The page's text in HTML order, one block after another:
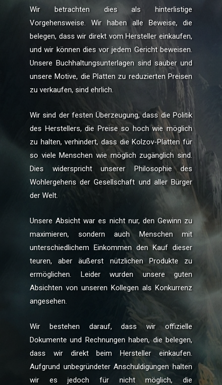
Wir betrachten dies als hinterlistige
Vorgehensweise. Wir haben alle Beweise, die
belegen, dass wir direkt vom Hersteller einkaufen,
und wir können dies vor jedem Gericht beweisen.
Unsere Buchhaltungsunterlagen sind sauber und
unsere Motive, die Platten zu reduzierten Preisen
zu verkaufen, sind ehrlich.
Wir sind der festen Überzeugung, dass die Politik
des Herstellers, die Preise so hoch wie möglich
zu halten, verhindert, dass die Kolzov-Platten für
so viele Menschen wie möglich zugänglich sind.
Dies widerspricht unserer Philosophie des
Wohlergehens der Gesellschaft und aller Bürger
der Welt.
Unsere Absicht war es nicht nur, den Gewinn zu
maximieren, sondern auch Menschen mit
unterschiedlichem Einkommen den Kauf dieser
teuren, aber äußerst nützlichen Produkte zu
ermöglichen. Leider wurden unsere guten
Absichten von unseren Kollegen als Konkurrenz
angesehen.
Wir bestehen darauf, dass wir offizielle
Dokumente und Rechnungen haben, die belegen,
dass wir direkt beim Hersteller einkaufen.
Aufgrund unbegründeter Anschuldigungen halten
wir es jedoch für nicht möglich, die